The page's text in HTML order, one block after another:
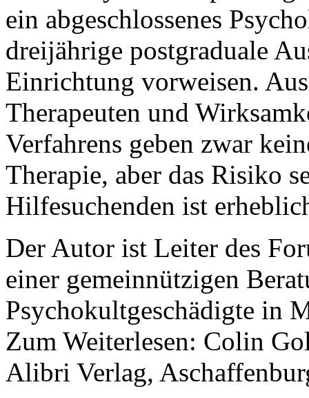
ein abgeschlossenes
dreijährige postgraduale
Einrichtung vorweisen.
Therapeuten und
Verfahrens geben zwar
Therapie, aber das Risiko
Hilfesuchenden ist
Der Autor ist Leiter des
einer gemeinnützigen
Psychokultgeschädigte in
Zum Weiterlesen: Colin
Alibri Verlag,